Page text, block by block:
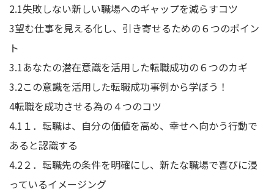
2.1失敗しない新しい職場へのギャップを減らすコツ
3望む仕事を見える化し、引き寄せるための６つのポイン
ト
3.1あなたの潜在意識を活用した転職成功の６つのカギ
3.2この意識を活用した転職成功事例から学ぼう！
4転職を成功させる為の４つのコツ
4.1 １．転職は、自分の価値を高め、幸せへ向かう行動で
あると認識する
4.2２．転職先の条件を明確にし、新たな職場で喜びに浸
っているイメージング